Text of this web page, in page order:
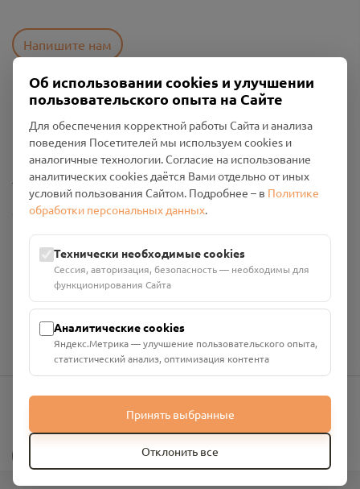
Напишите нам
Пользовательское соглашение
Политика конфиденциальности
Промо-материалы
Настройки cookies
Общество с ограниченной ответственностью «Смоленский
ИНН: 6700029207 ОГРН: 1256700001986
Юридический адрес: 216790, Смоленская область, р-н
Руднянский, г. Рудня, улица Западная, д. 26А, пом. 18
Номер счёта: 40702810901130004287 в АО "АЛЬФА-БАНК"
Кор. счёт: 30101810200000000593
info@pomnim.online
Об использовании cookies и улучшении
пользовательского опыта на Сайте
Для обеспечения корректной работы Сайта и анализа
поведения Посетителей мы используем cookies и
аналогичные технологии. Согласие на использование
аналитических cookies даётся Вами отдельно от иных
условий пользования Сайтом. Подробнее – в Политике
обработки персональных данных.
Технически необходимые cookies
Сессия, авторизация, безопасность — необходимы для
функционирования Сайта
Аналитические cookies
Яндекс.Метрика — улучшение пользовательского опыта,
статистический анализ, оптимизация контента
Принять выбранные
Отклонить все